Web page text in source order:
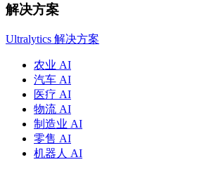
解决方案
Ultralytics 解决方案
农业 AI
汽车 AI
医疗 AI
物流 AI
制造业 AI
零售 AI
机器人 AI